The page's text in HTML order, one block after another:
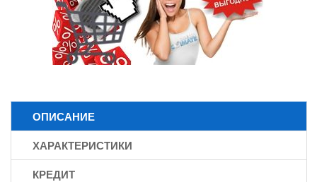
ОПИСАНИЕ
ХАРАКТЕРИСТИКИ
КРЕДИТ